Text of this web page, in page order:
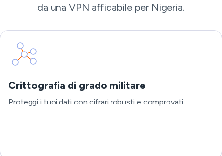
da una VPN affidabile per Nigeria.
Crittografia di grado militare
Proteggi i tuoi dati con cifrari robusti e comprovati.